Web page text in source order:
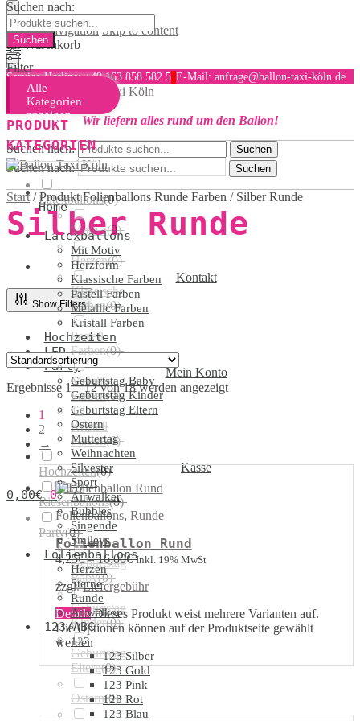
Skip to navigation Skip to content
Ihr Warenkorb
Service-Hotline: +49 163 858 582 5 E-Mail: anfrage@ballon-taxi-köln.de
MENU
Wir liefern alles rund um den Ballon!
Suchen nach: Suchen
Kontakt
Mein Konto
Kasse
0,00€ 0
Suchen nach: Suchen
Home
Latexballons
Mit Motiv
Herzform
Klassische Farben
Pastell Farben
Metallic Farben
Kristall Farben
Hochzeiten
LED
Party
Geburtstag Baby
Geburtstag Kinder
Geburtstag Eltern
Ostern
Muttertag
Weihnachten
Silvester
Sport
Airwalker
Bubbles
Singende
Smileys
Folienballons
Herzen
Sterne
Runde
Airwalker
123/ABC
123
123 Silber
123 Gold
123 Pink
123 Rot
123 Blau
Start /Produkt Folienballons Runde Farben / Silber Runde
Silber Runde
Show Filters
Ergebnisse 1 – 12 von 18 werden angezeigt
1
2
→
Folienballons, Runde
Folienballon Rund
4,25€–16,00€ Inkl. 19% MwSt
zzgl.Liefergebühr
Details Dieses Produkt weist mehrere Varianten auf.
Die Optionen können auf der Produktseite gewählt
werden
Suchen nach:
Alle
Kategorien
anzeigen
Filter
PRODUKT
KATEGORIEN
Latexballons(0)
Motive(0)
Herzen(0)
Klassische
Farben(0)
Pastell
Farben(0)
Metallic
Farben(0)
Kristall
Farben(0)
Hochzeiten(0)
LED
Riesenballons(0)
Party(0)
Geburtstag
Baby(0)
Geburtstag
Kinder(0)
Geburtstag
Eltern(0)
Ostern(0)